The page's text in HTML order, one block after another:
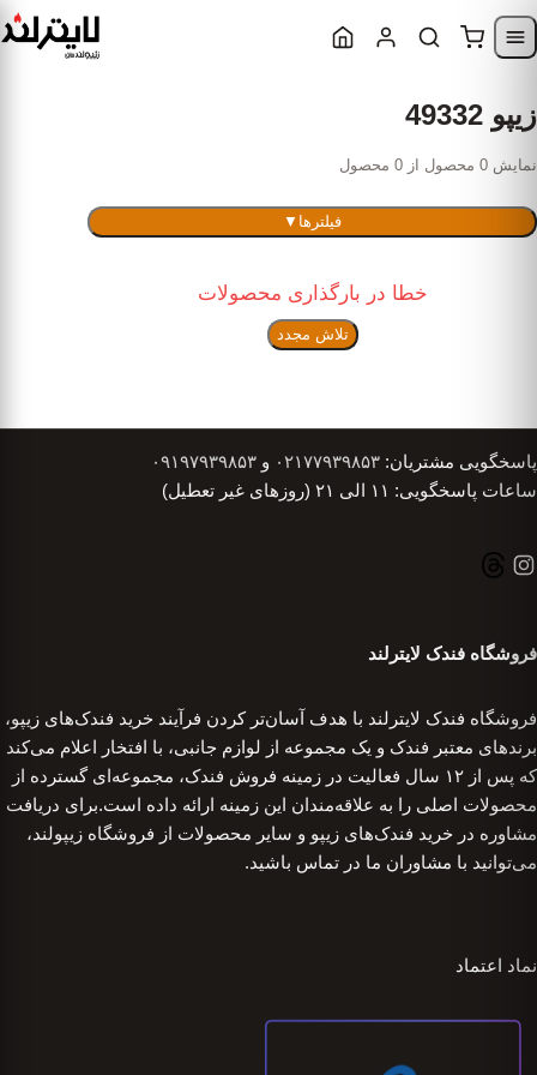
Skip to navigation
زیپو 49332
نمایش 0 محصول از 0 محصول
فیلترها ▼
خطا در بارگذاری محصولات
تلاش مجدد
پاسخگویی مشتریان: ۰۲۱۷۷۹۳۹۸۵۳ و ۰۹۱۹۷۹۳۹۸۵۳
ساعات پاسخگویی: ۱۱ الی ۲۱ (روزهای غیر تعطیل)
فروشگاه فندک لایترلند
فروشگاه فندک لایترلند با هدف آسان‌تر کردن فرآیند خرید فندک‌های زیپو،
برندهای معتبر فندک و یک مجموعه از لوازم جانبی، با افتخار اعلام می‌کند
که پس از ۱۲ سال فعالیت در زمینه فروش فندک، مجموعه‌ای گسترده از
محصولات اصلی را به علاقه‌مندان این زمینه ارائه داده است.برای دریافت
مشاوره در خرید فندک‌های زیپو و سایر محصولات از فروشگاه زیپولند،
می‌توانید با مشاوران ما در تماس باشید.
نماد اعتماد